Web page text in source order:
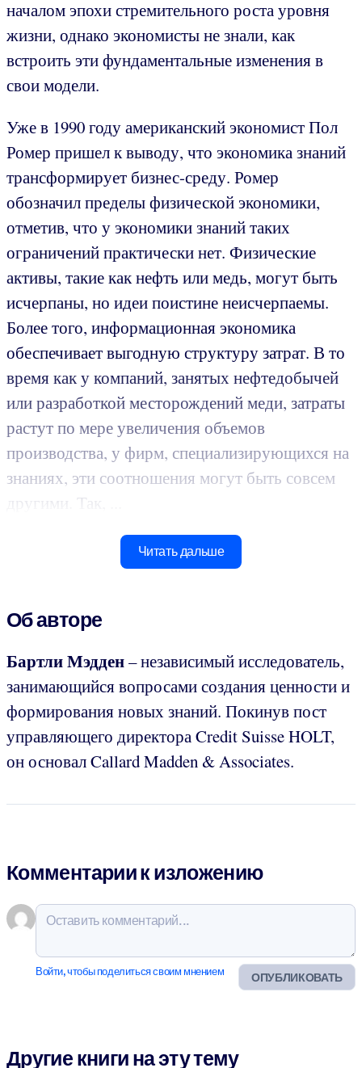
началом эпохи стремительного роста уровня
жизни, однако экономисты не знали, как
встроить эти фундаментальные изменения в
свои модели.
Уже в 1990 году американский экономист Пол
Ромер пришел к выводу, что экономика знаний
трансформирует бизнес-среду. Ромер
обозначил пределы физической экономики,
отметив, что у экономики знаний таких
ограничений практически нет. Физические
активы, такие как нефть или медь, могут быть
исчерпаны, но идеи поистине неисчерпаемы.
Более того, информационная экономика
обеспечивает выгодную структуру затрат. В то
время как у компаний, занятых нефтедобычей
или разработкой месторождений меди, затраты
растут по мере увеличения объемов
производства, у фирм, специализирующихся на
знаниях, эти соотношения могут быть совсем
другими. Так, ...
Читать дальше
Об авторе
Бартли Мэдден– независимый исследователь,
занимающийся вопросами создания ценности и
формирования новых знаний. Покинув пост
управляющего директора Credit Suisse HOLT,
он основал Callard Madden & Associates.
Комментарии к изложению
ОПУБЛИКОВАТЬ
Войти, чтобы поделиться своим мнением
Другие книги на эту тему